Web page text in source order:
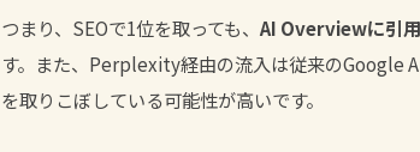
つまり、SEOで1位を取っても、 AI Overviewに引
す。また、Perplexity経由の流入は従来のGoogle
を取りこぼしている可能性が高いです。